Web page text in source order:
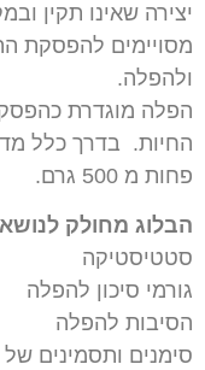
יצירה שאינו תקין
מסויימים להפסקת
ולהפלה.
הפלה מוגדרת
פחות מ 500 גרם.
הבלוג מחולק
סטטיסטיקה
גורמי סיכון להפלה
הסיבות להפלה
סימנים ותסמינים